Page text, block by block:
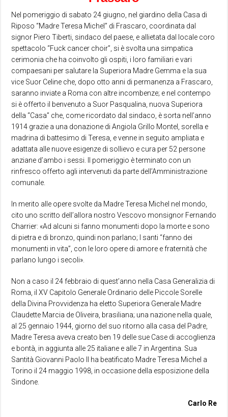
Nel pomeriggio di sabato 24 giugno, nel giardino della Casa di
Riposo “Madre Teresa Michel” di Frascaro, coordinata dal
signor Piero Tiberti, sindaco del paese, e allietata dal locale coro
spettacolo “Fuck cancer choir”, si è svolta una simpatica
cerimonia che ha coinvolto gli ospiti, i loro familiari e vari
compaesani per salutare la Superiora Madre Gemma e la sua
vice Suor Celine che, dopo otto anni di permanenza a Frascaro,
saranno inviate a Roma con altre incombenze; e nel contempo
si è offerto il benvenuto a Suor Pasqualina, nuova Superiora
della “Casa” che, come ricordato dal sindaco, è sorta nell’anno
1914 grazie a una donazione di Angiola Grillo Montel, sorella e
madrina di battesimo di Teresa, e venne in seguito ampliata e
adattata alle nuove esigenze di sollievo e cura per 52 persone
anziane d’ambo i sessi. Il pomeriggio è terminato con un
rinfresco offerto agli intervenuti da parte dell’Amministrazione
comunale.
In merito alle opere svolte da Madre Teresa Michel nel mondo,
cito uno scritto dell’allora nostro Vescovo monsignor Fernando
Charrier: «Ad alcuni si fanno monumenti dopo la morte e sono
di pietra e di bronzo, quindi non parlano; I santi “fanno dei
monumenti in vita”, con le loro opere di amore e fraternità che
parlano lungo i secoli».
Non a caso il 24 febbraio di quest’anno nella Casa Generalizia di
Roma, il XV Capitolo Generale Ordinario delle Piccole Sorelle
della Divina Provvidenza ha eletto Superiora Generale Madre
Claudette Marcia de Oliveira, brasiliana; una nazione nella quale,
al 25 gennaio 1944, giorno del suo ritorno alla casa del Padre,
Madre Teresa aveva creato ben 19 delle sue Case di accoglienza
e bontà, in aggiunta alle 25 italiane e alle 7 in Argentina. Sua
Santità Giovanni Paolo II ha beatificato Madre Teresa Michel a
Torino il 24 maggio 1998, in occasione della esposizione della
Sindone.
Carlo Re